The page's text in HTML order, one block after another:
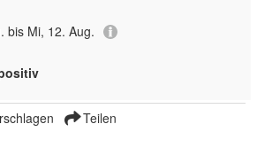
bis Mi, 12. Aug.
Teilen